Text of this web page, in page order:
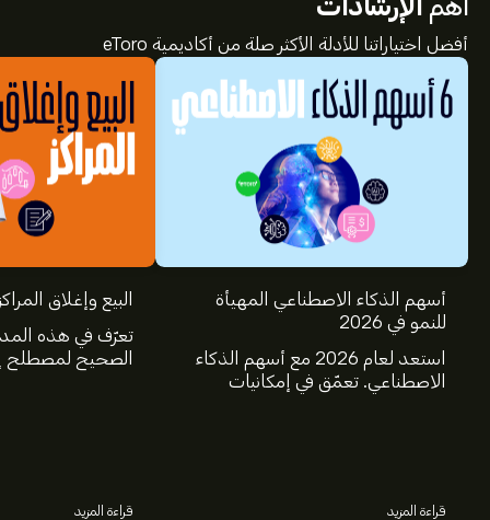
أهم الإرشادات
أفضل اختياراتنا للأدلة الأكثر صلة من أكاديمية eToro
أسهم الذكاء الاصطناعي المهيأة
للنمو في 2026
استعد لعام 2026 مع أسهم الذكاء
الاصطناعي. تعمّق في إمكانيات
قراءة المزيد
البيع وإغلاق
تعرّف في هذه
الصحيح لمصطلح
قراءة المزيد